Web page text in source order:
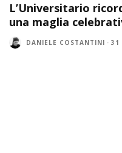
L’Universitario
una maglia
DANIELE COSTANTINI · 31